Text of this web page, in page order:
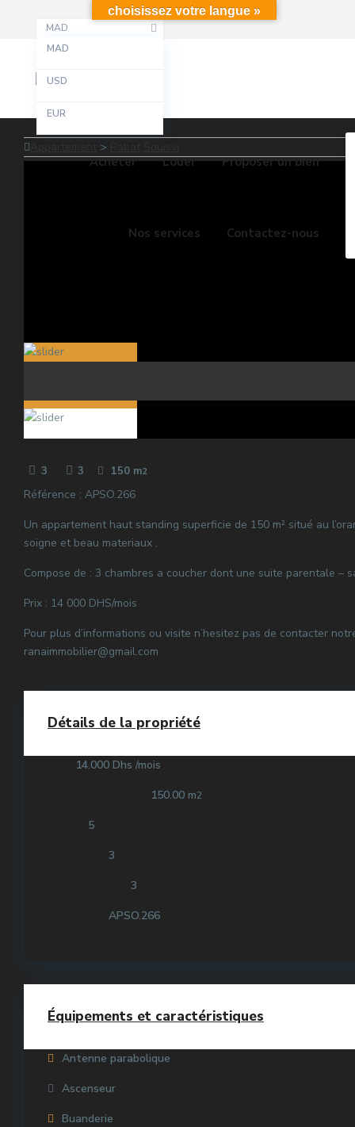
MAD
MAD
USD
EUR
Acheter Louer Proposer un bien
Nos services Contactez-nous
>
3 3 150 m2
Référence : APSO.266
Un appartement haut standing superficie de 150 m² situé au
soigne et beau materiaux .
Compose de : 3 chambres a coucher dont une suite parentale –
Prix : 14 000 DHS/mois
Pour plus d’informations ou visite n’hesitez pas de contacter
ranaimmobilier@gmail.com
Détails de la propriété
14.000 Dhs /mois
150.00 m2
5
3
3
APSO.266
Équipements et caractéristiques
Antenne parabolique
Ascenseur
Buanderie
choisissez votre langue »